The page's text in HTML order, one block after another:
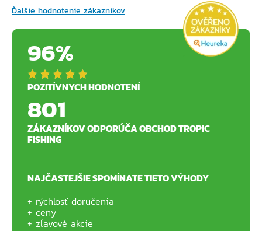
Ďalšie hodnotenie zákazníkov
96%
POZITÍVNYCH HODNOTENÍ
801
ZÁKAZNÍKOV ODPORÚČA OBCHOD TROPIC
FISHING
NAJČASTEJŠIE SPOMÍNATE TIETO VÝHODY
rýchlosť doručenia
ceny
zľavové akcie